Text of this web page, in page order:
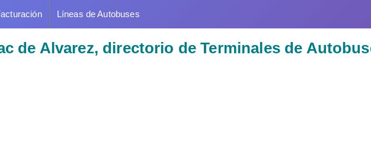
Líneas de Autobuses
de Alvarez, directorio de Terminales de